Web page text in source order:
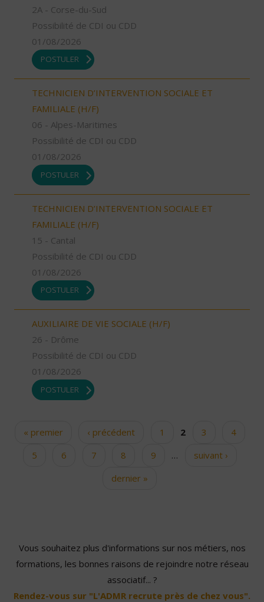
2A - Corse-du-Sud
Possibilité de CDI ou CDD
01/08/2026
POSTULER
TECHNICIEN D’INTERVENTION SOCIALE ET
FAMILIALE (H/F)
06 - Alpes-Maritimes
Possibilité de CDI ou CDD
01/08/2026
POSTULER
TECHNICIEN D’INTERVENTION SOCIALE ET
FAMILIALE (H/F)
15 - Cantal
Possibilité de CDI ou CDD
01/08/2026
POSTULER
AUXILIAIRE DE VIE SOCIALE (H/F)
26 - Drôme
Possibilité de CDI ou CDD
01/08/2026
POSTULER
Pages« premier ‹ précédent 1 2 3
4
5
6 7 8 9 …
suivant ›
dernier »
Vous souhaitez plus d'informations sur nos métiers, nos
formations, les bonnes raisons de rejoindre notre réseau
associatif... ?
Rendez-vous sur "L'ADMR recrute près de chez vous".